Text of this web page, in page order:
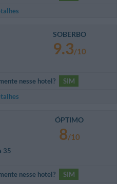
SOBERBO
9.3/10
nesse hotel?
SIM
35
ÓPTIMO
8/10
nesse hotel?
SIM